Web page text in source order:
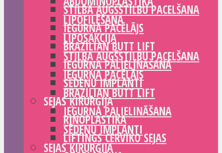
STILBA AUGŠSTILBU PACELŠANA
IEGURŅA PACĒLĀJS
BRAZILIAN BUTT LIFT
IEGURŅA PALIELINĀŠANA
SĒDEŅU IMPLANTI
SEJAS ĶIRURĢIJA
RINOPLASTIKA
LIFTINGS CERVIKO SEJAS
LIPOFILĒŠANA
LIPOSAKCIJA
STILBA AUGŠSTILBU PACELŠANA
IEGURŅA PACĒLĀJS
BRAZILIAN BUTT LIFT
IEGURŅA PALIELINĀŠANA
SĒDEŅU IMPLANTI
SEJAS ĶIRURĢIJA